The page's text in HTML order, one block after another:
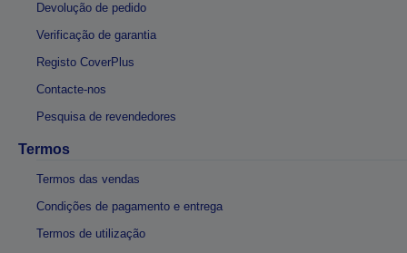
Devolução de pedido
Verificação de garantia
Registo CoverPlus
Contacte-nos
Pesquisa de revendedores
Termos
Termos das vendas
Condições de pagamento e entrega
Termos de utilização